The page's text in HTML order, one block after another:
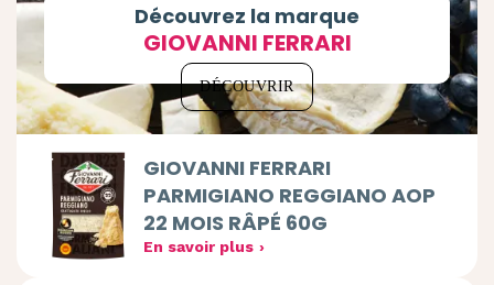
Découvrez la marque
GIOVANNI FERRARI
DÉCOUVRIR
GIOVANNI FERRARI
PARMIGIANO REGGIANO AOP
22 MOIS RÂPÉ 60G
En savoir plus